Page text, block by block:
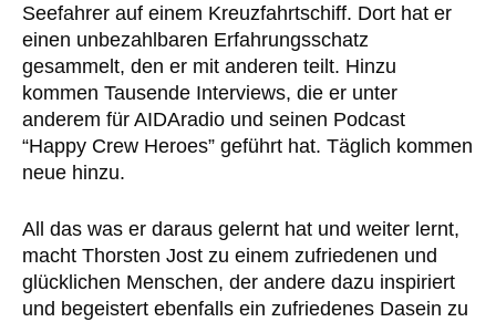
Seefahrer auf einem Kreuzfahrtschiff. Dort hat er
einen unbezahlbaren Erfahrungsschatz
gesammelt, den er mit anderen teilt. Hinzu
kommen Tausende Interviews, die er unter
anderem für AIDAradio und seinen Podcast
“Happy Crew Heroes” geführt hat. Täglich kommen
neue hinzu.
All das was er daraus gelernt hat und weiter lernt,
macht Thorsten Jost zu einem zufriedenen und
glücklichen Menschen, der andere dazu inspiriert
und begeistert ebenfalls ein zufriedenes Dasein zu